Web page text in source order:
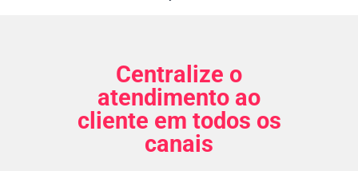
Centralize o
atendimento ao
cliente em todos os
canais